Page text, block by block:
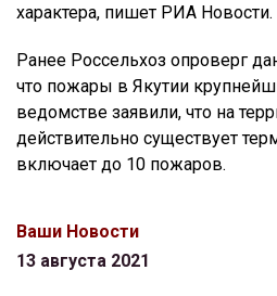
характера, пишет РИА Новости.
Ранее Россельхоз опроверг
что пожары в Якутии
ведомстве заявили, что на
действительно существует
включает до 10 пожаров.
Ваши Новости
13 августа 2021